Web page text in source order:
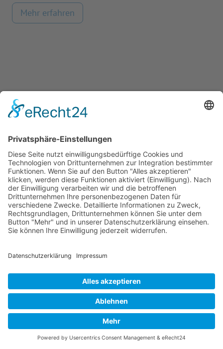
Mehr erfahren
Bilanzbuchhaltung - Weiterbildung mit
AZAV Bildungsgutschein
flexiblen Online-Weiterbildung: Erwerben Sie
bereiten Sie sich optimal auf die IHK-Prüfung vor –
staatlich zugelassen und zu 100 % förderbar durch
den Bildungsgutschein der Agentur für Arbeit oder
des Jobcenters
Mehr erfahren